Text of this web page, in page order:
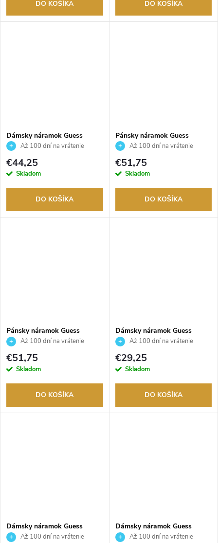
DO KOŠÍKA DO KOŠÍKA
Dámsky náramok Guess
JUBB04156JWRHT
Až 100 dní na vrátenie
tovaru. Autorizovaný predajca.
€44,25
Skladom
DO KOŠÍKA
Pánsky náramok Guess
JUMB06034JWYGS
Až 100 dní na vrátenie
tovaru. Autorizovaný predajca.
€51,75
Skladom
DO KOŠÍKA
Pánsky náramok Guess
JUMB06034JWSTS
Až 100 dní na vrátenie
tovaru. Autorizovaný predajca.
€51,75
Skladom
DO KOŠÍKA
Dámsky náramok Guess
JUBB06082JWRHS
Až 100 dní na vrátenie
tovaru. Autorizovaný predajca.
€29,25
Skladom
DO KOŠÍKA
Dámsky náramok Guess
JUBB06082JWYGS
Až 100 dní na vrátenie
Dámsky náramok Guess
JUBB06017JWRHS
Až 100 dní na vrátenie